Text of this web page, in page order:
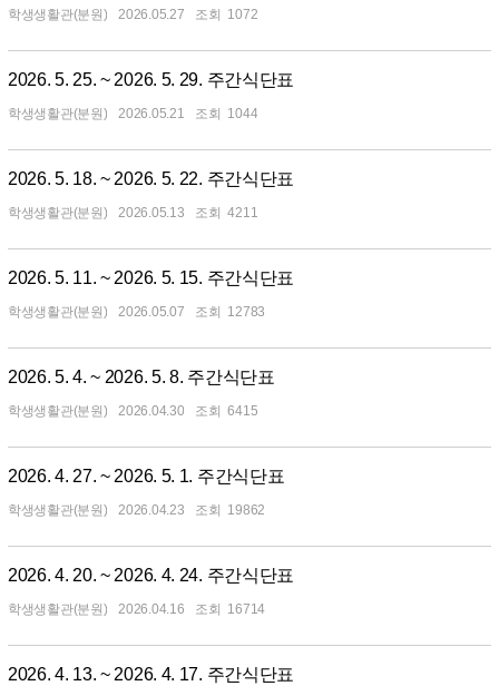
학생생활관(분원) 2026.05.27 1072
2026. 5. 25. ~ 2026. 5. 29. 주간식단표
학생생활관(분원) 2026.05.21 1044
2026. 5. 18. ~ 2026. 5. 22. 주간식단표
학생생활관(분원) 2026.05.13 4211
2026. 5. 11. ~ 2026. 5. 15. 주간식단표
학생생활관(분원) 2026.05.07 12783
2026. 5. 4. ~ 2026. 5. 8. 주간식단표
학생생활관(분원) 2026.04.30 6415
2026. 4. 27. ~ 2026. 5. 1. 주간식단표
학생생활관(분원) 2026.04.23 19862
2026. 4. 20. ~ 2026. 4. 24. 주간식단표
학생생활관(분원) 2026.04.16 16714
2026. 4. 13. ~ 2026. 4. 17. 주간식단표